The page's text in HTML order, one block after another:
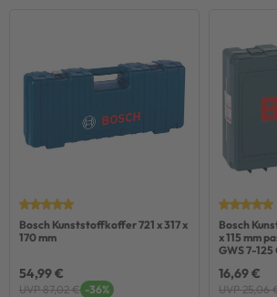
Bosch Kunststoffkoffer 721 x 317 x
170 mm
54,99 €
UVP 87,02 € -36%
Bosch
x 115 mm
GWS 7-125
16,69 €
UVP 25,06